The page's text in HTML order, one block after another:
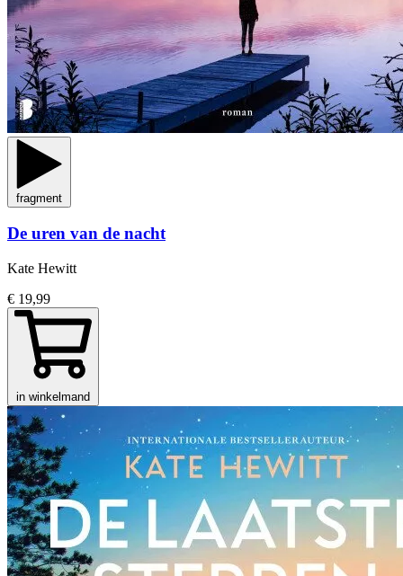
fragment
De uren van de nacht
Kate Hewitt
€ 19,99
in winkelmand